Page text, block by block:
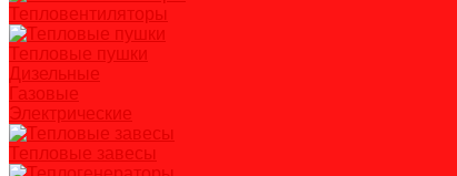
Тепловентиляторы
Тепловые пушки
Дизельные
Газовые
Электрические
Тепловые завесы